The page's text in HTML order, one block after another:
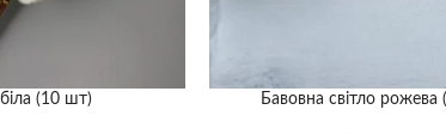
(10 шт) Бавовна світло рожева